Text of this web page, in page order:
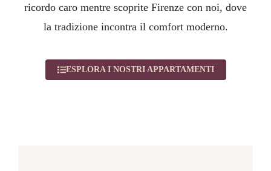
ricordo caro mentre scoprite Firenze con noi, dove
la tradizione incontra il comfort moderno.
ESPLORA I NOSTRI APPARTAMENTI